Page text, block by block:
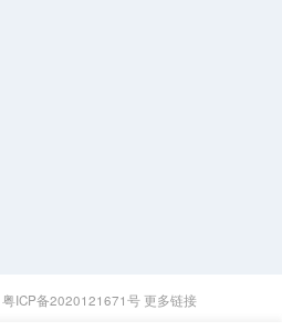
粤ICP备2020121671号更多链接